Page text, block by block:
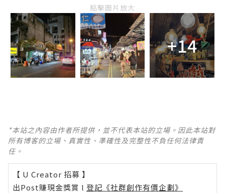
點擊圖片放大
+14
*本站之內容由作者所提供，並不代表本站的立場。因此本站對
所有博客的立場、真實性、準確性及完整性不負任何法律責
任。
【 U Creator 招募 】
出Post賺現金獎賞 l 登記《社群創作有價企劃》